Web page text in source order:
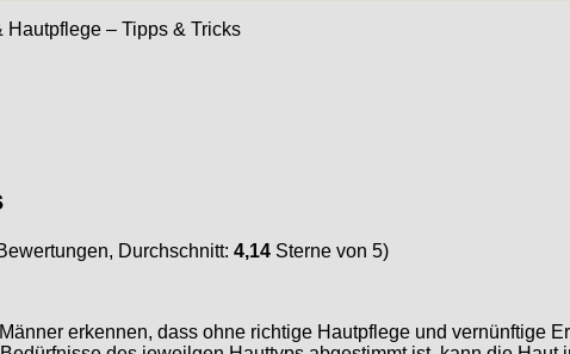
Hautpflege – Tipps & Tricks
Durchschnitt: 4,14 Sterne von 5)
erkennen, dass ohne richtige Hautpflege und vernünftige